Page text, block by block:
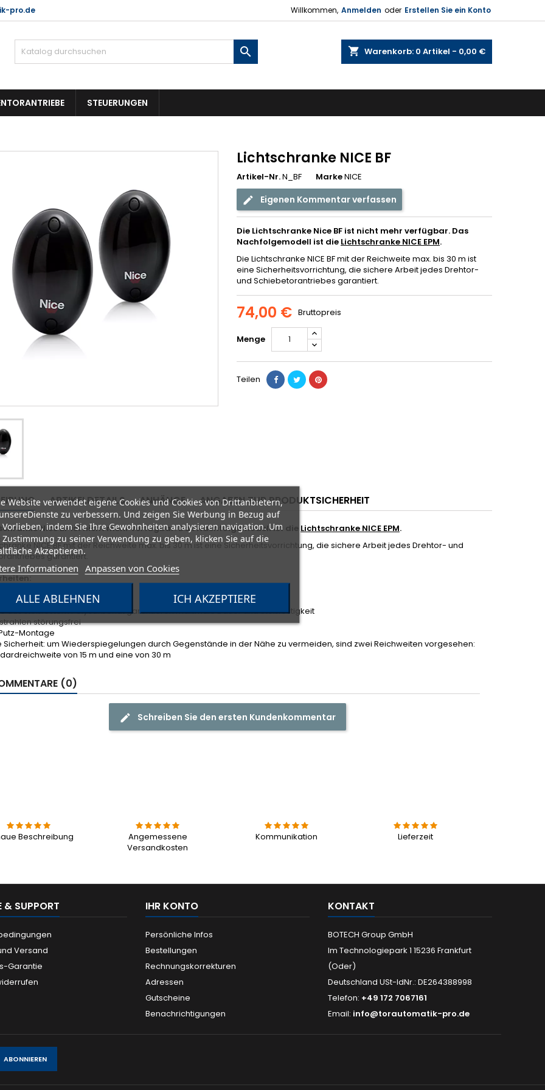
pro.de Willkommen, Anmelden oder Erstellen Sie ein Konto
shopping_cart Warenkorb: 0 Artikel - 0,00 €

STEUERUNGEN
Lichtschranke NICE BF
Artikel-Nr.N_BF MarkeNICE
Eigenen Kommentar verfassen
Die Lichtschranke Nice BF ist nicht mehr verfügbar. Das
Nachfolgemodell ist die Lichtschranke NICE EPM.
Die Lichtschranke NICE BF mit der Reichweite max. bis 30 m ist
eine Sicherheitsvorrichtung, die sichere Arbeit jedes Drehtor-
und Schiebetorantriebes garantiert.
74,00 € Bruttopreis
Menge
Teilen
ARTIKELDETAILS ANHÄNGE ANGABEN ZUR PRODUKTSICHERHEIT
Nice BF ist nicht mehr verfügbar. Das Nachfolgemodell ist die Lichtschranke NICE EPM.
NICE BF mit der Reichweite max. bis 30 m ist eine Sicherheitsvorrichtung, die sichere Arbeit jedes Drehtor- und
garantiert.
Montage ohne Bohrungen
aus stoßfestem Polycarbonat garantieren maximale Dauer und Stoßfestigkeit
störungsfrei
Montage
Sicherheit: um Wiederspiegelungen durch Gegenstände in der Nähe zu vermeiden, sind zwei Reichweiten vorgesehen:
von 15 m und eine von 30 m
(0)
Schreiben Sie den ersten Kundenkommentar
Beschreibung
Angemessene
Versandkosten
Kommunikation Lieferzeit
& SUPPORT
Versand
Garantie
IHR KONTO
Persönliche Infos
Bestellungen
Rechnungskorrekturen
Adressen
Gutscheine
Benachrichtigungen
KONTAKT
BOTECH Group GmbH
Im Technologiepark 1 15236 Frankfurt
(Oder)
Deutschland USt-IdNr.: DE264388998
Telefon: +49 172 7067161
Email: info@torautomatik-pro.de
Website verwendet eigene Cookies und Cookies von Drittanbietern,
zu verbessern. Und zeigen Sie Werbung in Bezug auf
indem Sie Ihre Gewohnheiten analysieren navigation. Um
zu seiner Verwendung zu geben, klicken Sie auf die
Akzeptieren.
Informationen Anpassen von Cookies
ALLE ABLEHNEN ICH AKZEPTIERE